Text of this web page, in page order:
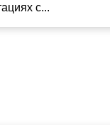
с...